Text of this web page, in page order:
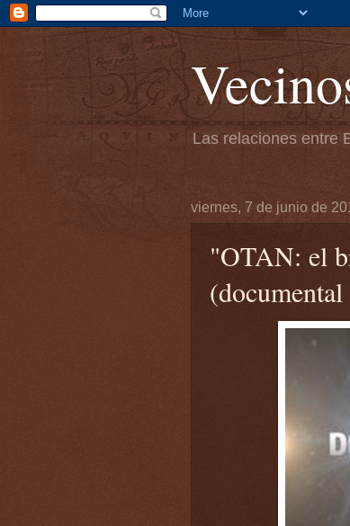
Las relaciones entre
viernes, 7 de junio de
"OTAN: el